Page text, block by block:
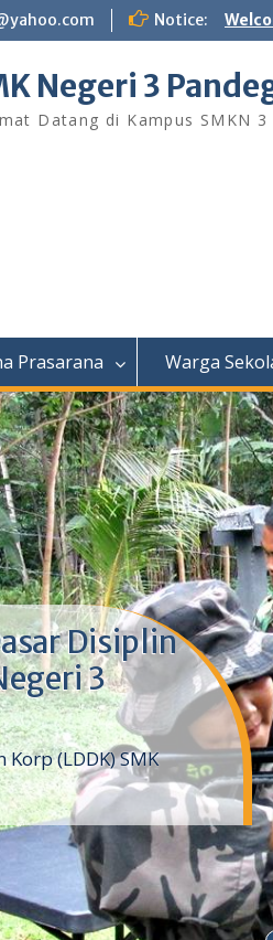
Notice:
Negeri 3
Datang di Kampus SMKN 3
Prasarana Warga
Disiplin
3
(LDDK) SMK